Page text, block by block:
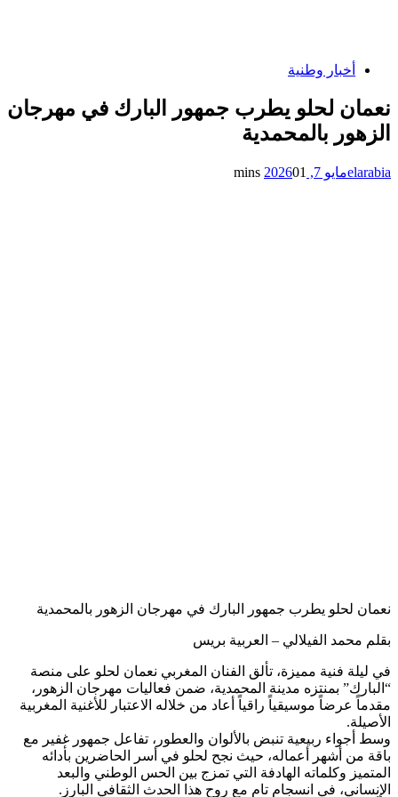
أخبار وطنية
نعمان لحلو يطرب جمهور البارك في مهرجان
الزهور بالمحمدية
elarabiaمايو 7, 2026 01 mins
نعمان لحلو يطرب جمهور البارك في مهرجان الزهور بالمحمدية
بقلم محمد الفيلالي – العربية بريس
في ليلة فنية مميزة، تألق الفنان المغربي نعمان لحلو على منصة
“البارك” بمنتزه مدينة المحمدية، ضمن فعاليات مهرجان الزهور،
مقدماً عرضاً موسيقياً راقياً أعاد من خلاله الاعتبار للأغنية المغربية
الأصيلة.
وسط أجواء ربيعية تنبض بالألوان والعطور، تفاعل جمهور غفير مع
باقة من أشهر أعماله، حيث نجح لحلو في أسر الحاضرين بأدائه
المتميز وكلماته الهادفة التي تمزج بين الحس الوطني والبعد
الإنساني، في انسجام تام مع روح هذا الحدث الثقافي البارز.